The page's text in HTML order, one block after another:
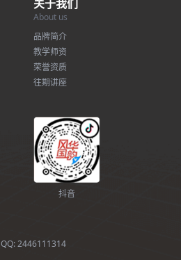
关于我们
About us
品牌简介
教学师资
荣誉资质
往期讲座
抖音
QQ: 2446111314